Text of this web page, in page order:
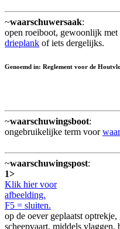
~waarschuwersaak:
open roeiboot, gewoonlijk met
drieplank of iets dergelijks.
Genoemd in: Reglement voor de
~waarschuwingsboot:
ongebruikelijke term voor
~waarschuwingspost:
1>
Klik hier voor
afbeelding.
F5 = sluiten.
op de oever geplaatst
scheepvaart, middels vlaggen,